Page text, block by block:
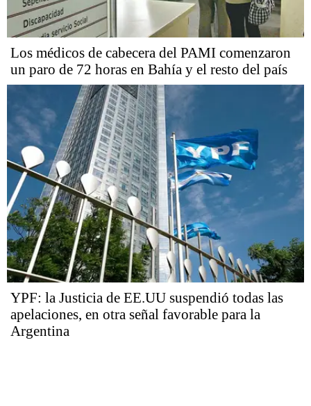
Los médicos de cabecera del PAMI comenzaron
un paro de 72 horas en Bahía y el resto del país
YPF: la Justicia de EE.UU suspendió todas las
apelaciones, en otra señal favorable para la
Argentina